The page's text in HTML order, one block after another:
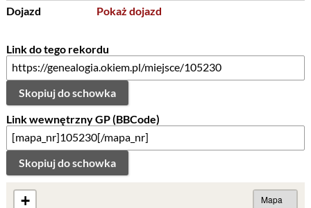
Dojazd
Pokaż dojazd
Link do tego rekordu
Skopiuj do schowka
Link wewnętrzny GP (BBCode)
Skopiuj do schowka
+
Mapa